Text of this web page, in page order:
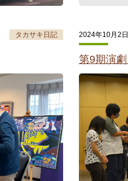
タカサキ日記 2024年10月2日
第9期演